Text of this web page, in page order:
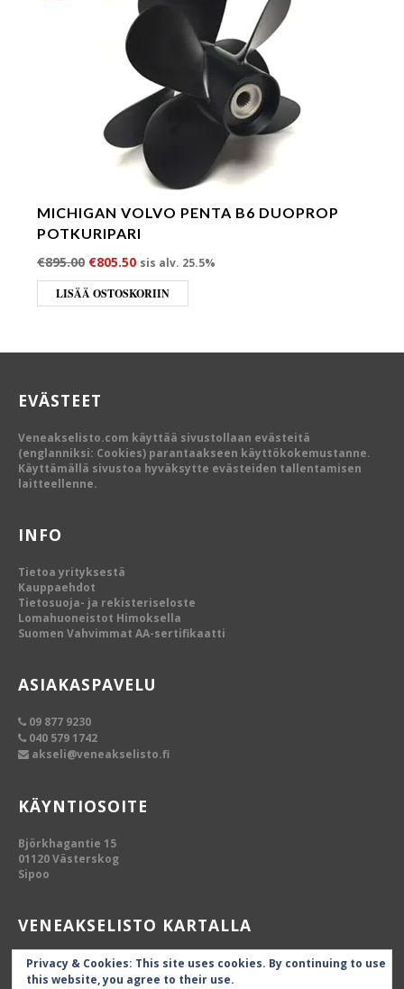
MICHIGAN VOLVO PENTA B6 DUOPROP
POTKURIPARI
€895.00 Alkuperäinen hinta oli: €895.00.
€805.50Nykyinen hinta on: €805.50.
sis alv. 25.5%
LISÄÄ OSTOSKORIIN
EVÄSTEET
Veneakselisto.com käyttää sivustollaan evästeitä
(englanniksi: Cookies) parantaakseen käyttökokemustanne.
Käyttämällä sivustoa hyväksytte evästeiden tallentamisen
laitteellenne.
INFO
Tietoa yrityksestä
Kauppaehdot
Tietosuoja- ja rekisteriseloste
Lomahuoneistot Himoksella
Suomen Vahvimmat AA-sertifikaatti
ASIAKASPAVELU
09 877 9230
040 579 1742
akseli@veneakselisto.fi
KÄYNTIOSOITE
Björkhagantie 15
01120 Västerskog
Sipoo
VENEAKSELISTO KARTALLA
Privacy & Cookies: This site uses cookies. By continuing to use
this website, you agree to their use.